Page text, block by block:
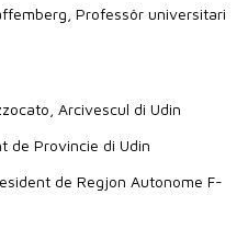
Professôr universitari
Arcivescul di Udin
de Provincie di Udin
de Regjon Autonome F-